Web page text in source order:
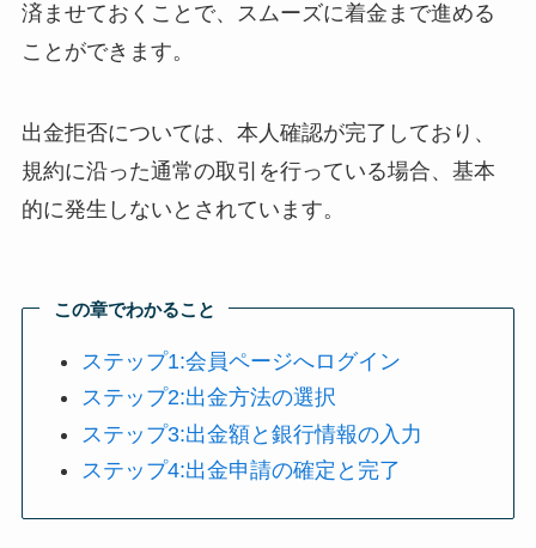
済ませておくことで、スムーズに着金まで進める
ことができます。
出金拒否については、本人確認が完了しており、
規約に沿った通常の取引を行っている場合、基本
的に発生しないとされています。
この章でわかること
ステップ1:会員ページへログイン
ステップ2:出金方法の選択
ステップ3:出金額と銀行情報の入力
ステップ4:出金申請の確定と完了